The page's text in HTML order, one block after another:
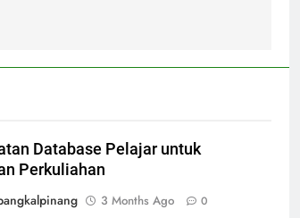
Database Pelajar untuk
Perkuliahan
3 Months Ago 0